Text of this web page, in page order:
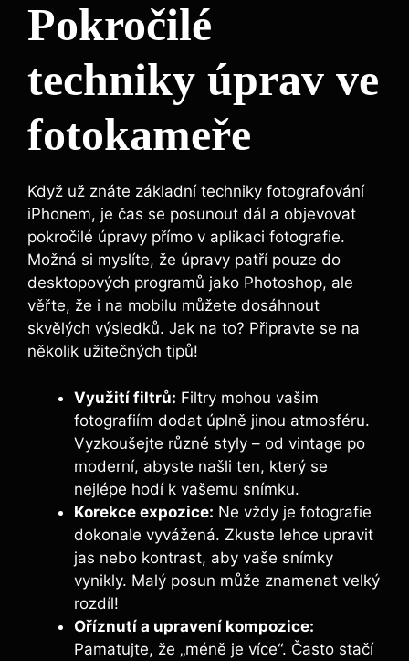
Pokročilé
techniky úprav ve
fotokameře
Když už znáte základní techniky fotografování
iPhonem, je čas se posunout dál a objevovat
pokročilé úpravy přímo v aplikaci fotografie.
Možná si myslíte, že úpravy patří pouze do
desktopových programů jako Photoshop, ale
věřte, že i na mobilu můžete dosáhnout
skvělých výsledků. Jak na to? Připravte se na
několik užitečných tipů!
Využití filtrů: Filtry mohou vašim
fotografiím dodat úplně jinou atmosféru.
Vyzkoušejte různé styly – od vintage po
moderní, abyste našli ten, který se
nejlépe hodí k vašemu snímku.
Korekce expozice: Ne vždy je fotografie
dokonale vyvážená. Zkuste lehce upravit
jas nebo kontrast, aby vaše snímky
vynikly. Malý posun může znamenat velký
rozdíl!
Oříznutí a upravení kompozice:
Pamatujte, že „méně je více“. Často stačí